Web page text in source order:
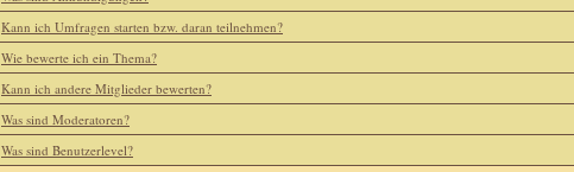
Kann ich Umfragen starten bzw. daran teilnehmen?
Wie bewerte ich ein Thema?
Kann ich andere Mitglieder bewerten?
Was sind Moderatoren?
Was sind Benutzerlevel?